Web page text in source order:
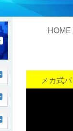
HOME
ピッキ
メカ式